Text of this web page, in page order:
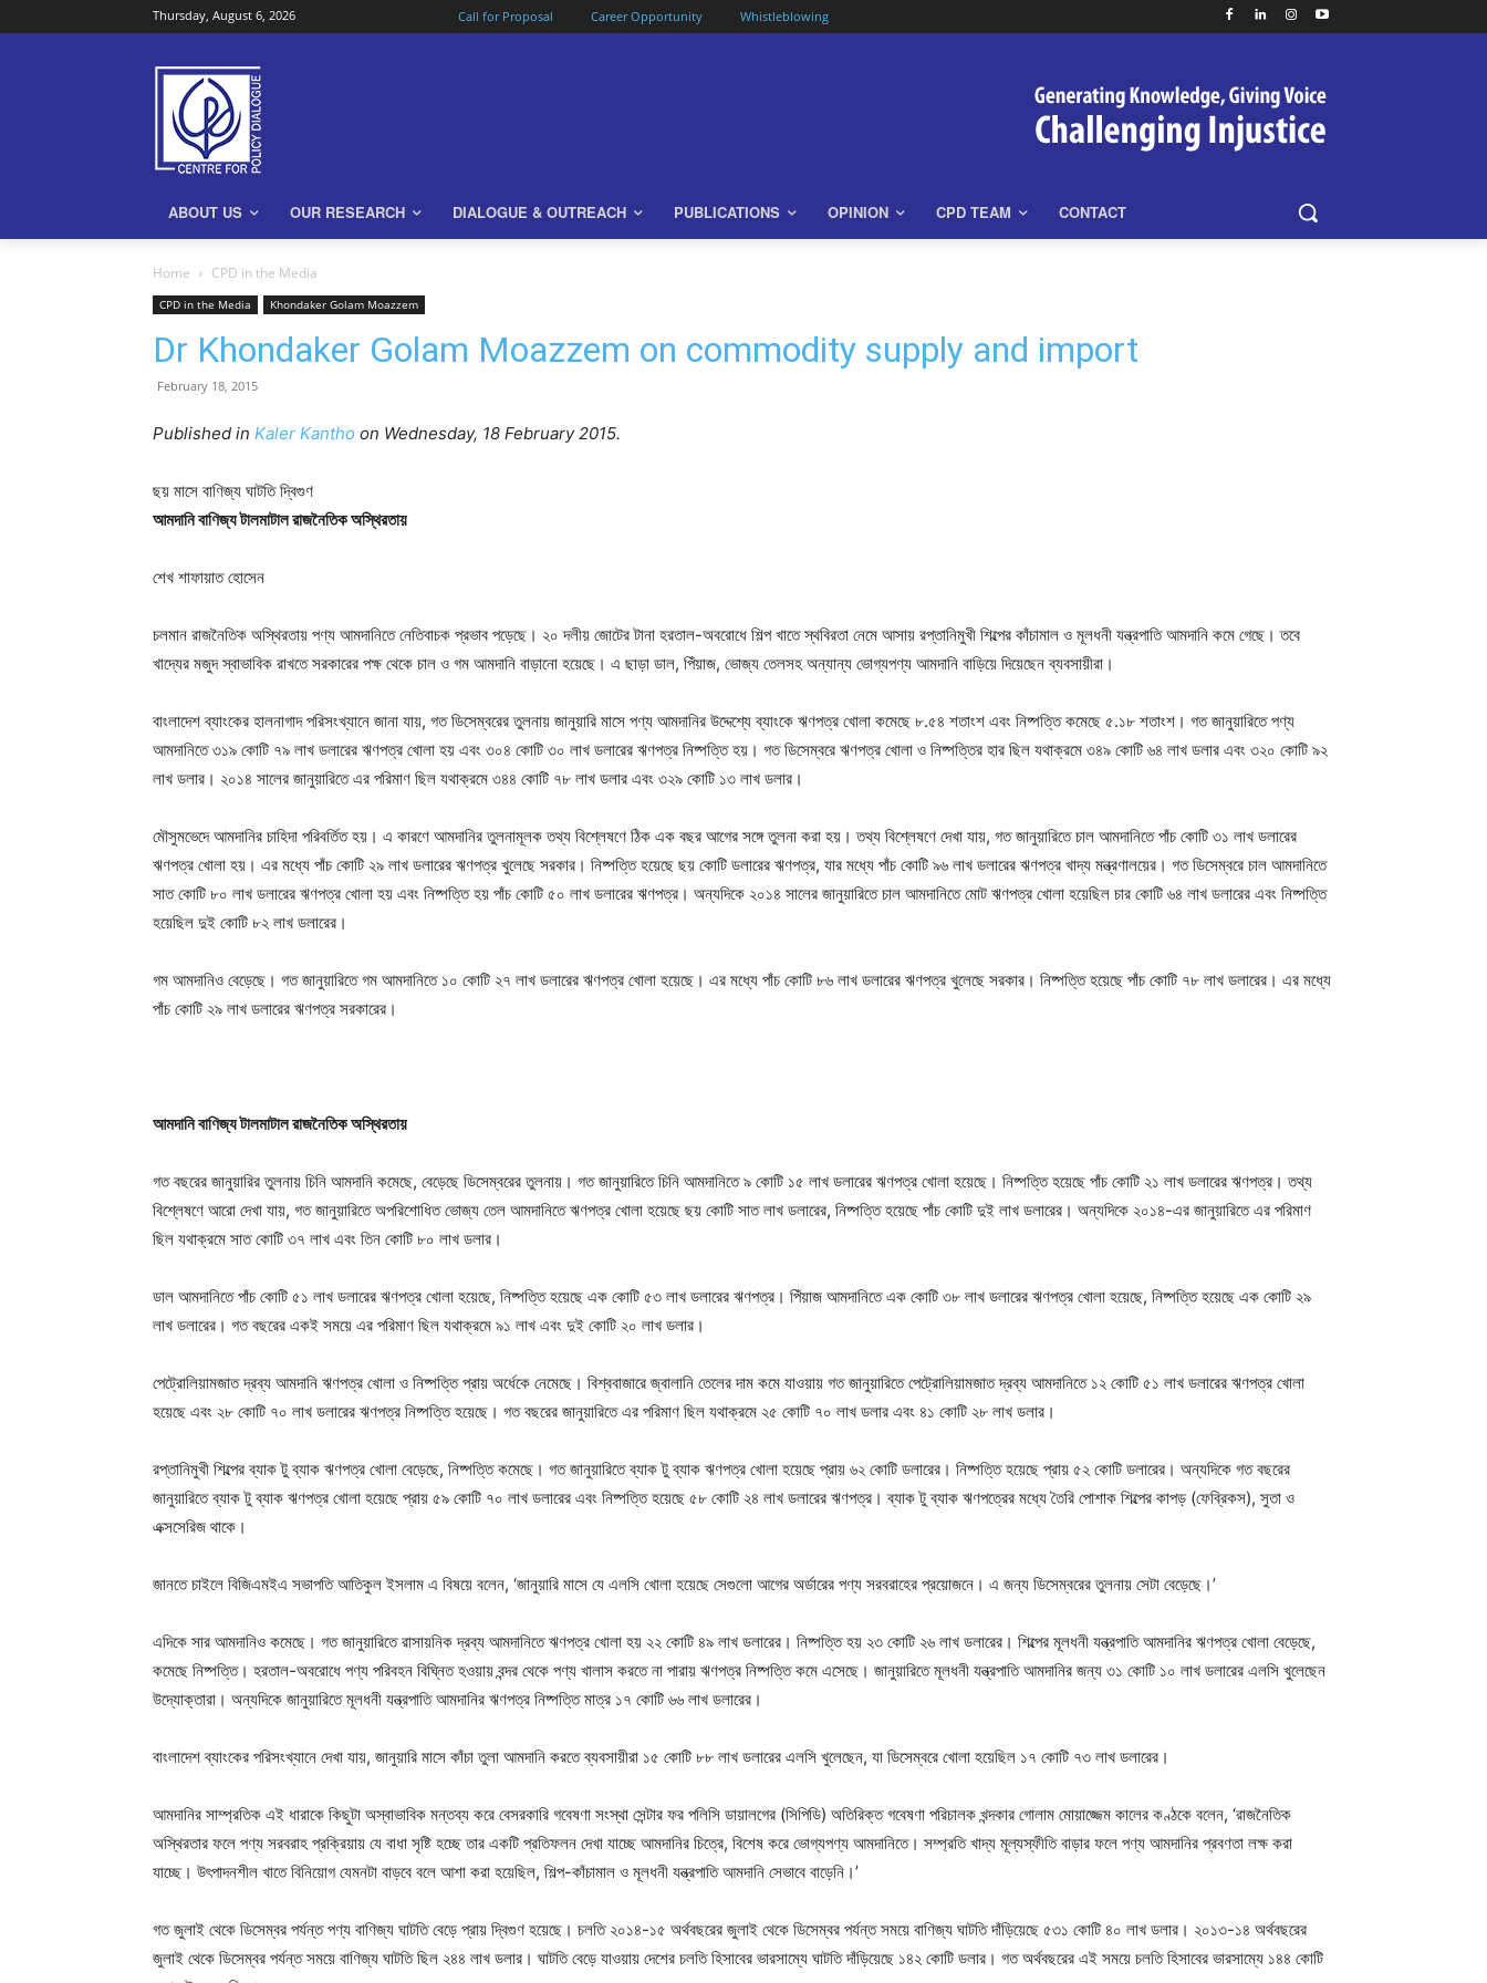
Thursday, August 6, 2026 Call for Proposal Career Opportunity Whistleblowing
ABOUT US OUR RESEARCH DIALOGUE & OUTREACH PUBLICATIONS OPINION CPD TEAM CONTACT
Home CPD in the Media
CPD in the Media Khondaker Golam Moazzem
Dr Khondaker Golam Moazzem on commodity supply and import
February 18, 2015
Published in Kaler Kantho on Wednesday, 18 February 2015.
ছয় মাসে বাণিজ্য ঘাটতি দ্বিগুণ
আমদানি বাণিজ্য টালমাটাল রাজনৈতিক অস্থিরতায়
শেখ শাফায়াত হোসেন
চলমান রাজনৈতিক অস্থিরতায় পণ্য আমদানিতে নেতিবাচক প্রভাব পড়েছে। ২০ দলীয় জোটের টানা হরতাল-অবরোধে শিল্প খাতে স্থবিরতা নেমে আসায় রপ্তানিমুখী শিল্পের কাঁচামাল ও মূলধনী যন্ত্রপাতি আমদানি কমে গেছে। তবে
খাদ্যের মজুদ স্বাভাবিক রাখতে সরকারের পক্ষ থেকে চাল ও গম আমদানি বাড়ানো হয়েছে। এ ছাড়া ডাল, পিঁয়াজ, ভোজ্য তেলসহ অন্যান্য ভোগ্যপণ্য আমদানি বাড়িয়ে দিয়েছেন ব্যবসায়ীরা।
বাংলাদেশ ব্যাংকের হালনাগাদ পরিসংখ্যানে জানা যায়, গত ডিসেম্বরের তুলনায় জানুয়ারি মাসে পণ্য আমদানির উদ্দেশ্যে ব্যাংকে ঋণপত্র খোলা কমেছে ৮.৫৪ শতাংশ এবং নিষ্পত্তি কমেছে ৫.১৮ শতাংশ। গত জানুয়ারিতে পণ্য
আমদানিতে ৩১৯ কোটি ৭৯ লাখ ডলারের ঋণপত্র খোলা হয় এবং ৩০৪ কোটি ৩০ লাখ ডলারের ঋণপত্র নিষ্পত্তি হয়। গত ডিসেম্বরে ঋণপত্র খোলা ও নিষ্পত্তির হার ছিল যথাক্রমে ৩৪৯ কোটি ৬৪ লাখ ডলার এবং ৩২০ কোটি ৯২
লাখ ডলার। ২০১৪ সালের জানুয়ারিতে এর পরিমাণ ছিল যথাক্রমে ৩৪৪ কোটি ৭৮ লাখ ডলার এবং ৩২৯ কোটি ১৩ লাখ ডলার।
মৌসুমভেদে আমদানির চাহিদা পরিবর্তিত হয়। এ কারণে আমদানির তুলনামূলক তথ্য বিশ্লেষণে ঠিক এক বছর আগের সঙ্গে তুলনা করা হয়। তথ্য বিশ্লেষণে দেখা যায়, গত জানুয়ারিতে চাল আমদানিতে পাঁচ কোটি ৩১ লাখ ডলারের
ঋণপত্র খোলা হয়। এর মধ্যে পাঁচ কোটি ২৯ লাখ ডলারের ঋণপত্র খুলেছে সরকার। নিষ্পত্তি হয়েছে ছয় কোটি ডলারের ঋণপত্র, যার মধ্যে পাঁচ কোটি ৯৬ লাখ ডলারের ঋণপত্র খাদ্য মন্ত্রণালয়ের। গত ডিসেম্বরে চাল আমদানিতে
সাত কোটি ৮০ লাখ ডলারের ঋণপত্র খোলা হয় এবং নিষ্পত্তি হয় পাঁচ কোটি ৫০ লাখ ডলারের ঋণপত্র। অন্যদিকে ২০১৪ সালের জানুয়ারিতে চাল আমদানিতে মোট ঋণপত্র খোলা হয়েছিল চার কোটি ৬৪ লাখ ডলারের এবং নিষ্পত্তি
হয়েছিল দুই কোটি ৮২ লাখ ডলারের।
গম আমদানিও বেড়েছে। গত জানুয়ারিতে গম আমদানিতে ১০ কোটি ২৭ লাখ ডলারের ঋণপত্র খোলা হয়েছে। এর মধ্যে পাঁচ কোটি ৮৬ লাখ ডলারের ঋণপত্র খুলেছে সরকার। নিষ্পত্তি হয়েছে পাঁচ কোটি ৭৮ লাখ ডলারের। এর মধ্যে
পাঁচ কোটি ২৯ লাখ ডলারের ঋণপত্র সরকারের।
আমদানি বাণিজ্য টালমাটাল রাজনৈতিক অস্থিরতায়
গত বছরের জানুয়ারির তুলনায় চিনি আমদানি কমেছে, বেড়েছে ডিসেম্বরের তুলনায়। গত জানুয়ারিতে চিনি আমদানিতে ৯ কোটি ১৫ লাখ ডলারের ঋণপত্র খোলা হয়েছে। নিষ্পত্তি হয়েছে পাঁচ কোটি ২১ লাখ ডলারের ঋণপত্র। তথ্য
বিশ্লেষণে আরো দেখা যায়, গত জানুয়ারিতে অপরিশোধিত ভোজ্য তেল আমদানিতে ঋণপত্র খোলা হয়েছে ছয় কোটি সাত লাখ ডলারের, নিষ্পত্তি হয়েছে পাঁচ কোটি দুই লাখ ডলারের। অন্যদিকে ২০১৪-এর জানুয়ারিতে এর পরিমাণ
ছিল যথাক্রমে সাত কোটি ৩৭ লাখ এবং তিন কোটি ৮০ লাখ ডলার।
ডাল আমদানিতে পাঁচ কোটি ৫১ লাখ ডলারের ঋণপত্র খোলা হয়েছে, নিষ্পত্তি হয়েছে এক কোটি ৫৩ লাখ ডলারের ঋণপত্র। পিঁয়াজ আমদানিতে এক কোটি ৩৮ লাখ ডলারের ঋণপত্র খোলা হয়েছে, নিষ্পত্তি হয়েছে এক কোটি ২৯
লাখ ডলারের। গত বছরের একই সময়ে এর পরিমাণ ছিল যথাক্রমে ৯১ লাখ এবং দুই কোটি ২০ লাখ ডলার।
পেট্রোলিয়ামজাত দ্রব্য আমদানি ঋণপত্র খোলা ও নিষ্পত্তি প্রায় অর্ধেকে নেমেছে। বিশ্ববাজারে জ্বালানি তেলের দাম কমে যাওয়ায় গত জানুয়ারিতে পেট্রোলিয়ামজাত দ্রব্য আমদানিতে ১২ কোটি ৫১ লাখ ডলারের ঋণপত্র খোলা
হয়েছে এবং ২৮ কোটি ৭০ লাখ ডলারের ঋণপত্র নিষ্পত্তি হয়েছে। গত বছরের জানুয়ারিতে এর পরিমাণ ছিল যথাক্রমে ২৫ কোটি ৭০ লাখ ডলার এবং ৪১ কোটি ২৮ লাখ ডলার।
রপ্তানিমুখী শিল্পের ব্যাক টু ব্যাক ঋণপত্র খোলা বেড়েছে, নিষ্পত্তি কমেছে। গত জানুয়ারিতে ব্যাক টু ব্যাক ঋণপত্র খোলা হয়েছে প্রায় ৬২ কোটি ডলারের। নিষ্পত্তি হয়েছে প্রায় ৫২ কোটি ডলারের। অন্যদিকে গত বছরের
জানুয়ারিতে ব্যাক টু ব্যাক ঋণপত্র খোলা হয়েছে প্রায় ৫৯ কোটি ৭০ লাখ ডলারের এবং নিষ্পত্তি হয়েছে ৫৮ কোটি ২৪ লাখ ডলারের ঋণপত্র। ব্যাক টু ব্যাক ঋণপত্রের মধ্যে তৈরি পোশাক শিল্পের কাপড় (ফেব্রিকস), সুতা ও
এক্সসেরিজ থাকে।
জানতে চাইলে বিজিএমইএ সভাপতি আতিকুল ইসলাম এ বিষয়ে বলেন, ‘জানুয়ারি মাসে যে এলসি খোলা হয়েছে সেগুলো আগের অর্ডারের পণ্য সরবরাহের প্রয়োজনে। এ জন্য ডিসেম্বরের তুলনায় সেটা বেড়েছে।’
এদিকে সার আমদানিও কমেছে। গত জানুয়ারিতে রাসায়নিক দ্রব্য আমদানিতে ঋণপত্র খোলা হয় ২২ কোটি ৪৯ লাখ ডলারের। নিষ্পত্তি হয় ২৩ কোটি ২৬ লাখ ডলারের। শিল্পের মূলধনী যন্ত্রপাতি আমদানির ঋণপত্র খোলা বেড়েছে,
কমেছে নিষ্পত্তি। হরতাল-অবরোধে পণ্য পরিবহন বিঘ্নিত হওয়ায় বন্দর থেকে পণ্য খালাস করতে না পারায় ঋণপত্র নিষ্পত্তি কমে এসেছে। জানুয়ারিতে মূলধনী যন্ত্রপাতি আমদানির জন্য ৩১ কোটি ১০ লাখ ডলারের এলসি খুলেছেন
উদ্যোক্তারা। অন্যদিকে জানুয়ারিতে মূলধনী যন্ত্রপাতি আমদানির ঋণপত্র নিষ্পত্তি মাত্র ১৭ কোটি ৬৬ লাখ ডলারের।
বাংলাদেশ ব্যাংকের পরিসংখ্যানে দেখা যায়, জানুয়ারি মাসে কাঁচা তুলা আমদানি করতে ব্যবসায়ীরা ১৫ কোটি ৮৮ লাখ ডলারের এলসি খুলেছেন, যা ডিসেম্বরে খোলা হয়েছিল ১৭ কোটি ৭৩ লাখ ডলারের।
আমদানির সাম্প্রতিক এই ধারাকে কিছুটা অস্বাভাবিক মন্তব্য করে বেসরকারি গবেষণা সংস্থা সেন্টার ফর পলিসি ডায়ালগের (সিপিডি) অতিরিক্ত গবেষণা পরিচালক খন্দকার গোলাম মোয়াজ্জেম কালের কণ্ঠকে বলেন, ‘রাজনৈতিক
অস্থিরতার ফলে পণ্য সরবরাহ প্রক্রিয়ায় যে বাধা সৃষ্টি হচ্ছে তার একটি প্রতিফলন দেখা যাচ্ছে আমদানির চিত্রে, বিশেষ করে ভোগ্যপণ্য আমদানিতে। সম্প্রতি খাদ্য মূল্যস্ফীতি বাড়ার ফলে পণ্য আমদানির প্রবণতা লক্ষ করা
যাচ্ছে। উৎপাদনশীল খাতে বিনিয়োগ যেমনটা বাড়বে বলে আশা করা হয়েছিল, শিল্প-কাঁচামাল ও মূলধনী যন্ত্রপাতি আমদানি সেভাবে বাড়েনি।’
গত জুলাই থেকে ডিসেম্বর পর্যন্ত পণ্য বাণিজ্য ঘাটতি বেড়ে প্রায় দ্বিগুণ হয়েছে। চলতি ২০১৪-১৫ অর্থবছরের জুলাই থেকে ডিসেম্বর পর্যন্ত সময়ে বাণিজ্য ঘাটতি দাঁড়িয়েছে ৫৩১ কোটি ৪০ লাখ ডলার। ২০১৩-১৪ অর্থবছরের
জুলাই থেকে ডিসেম্বর পর্যন্ত সময়ে বাণিজ্য ঘাটতি ছিল ২৪৪ লাখ ডলার। ঘাটতি বেড়ে যাওয়ায় দেশের চলতি হিসাবের ভারসাম্যে ঘাটতি দাঁড়িয়েছে ১৪২ কোটি ডলার। গত অর্থবছরের এই সময়ে চলতি হিসাবের ভারসাম্যে ১৪৪ কোটি